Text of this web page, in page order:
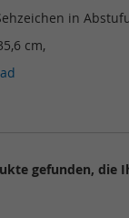
in
cm,
gefunden, die